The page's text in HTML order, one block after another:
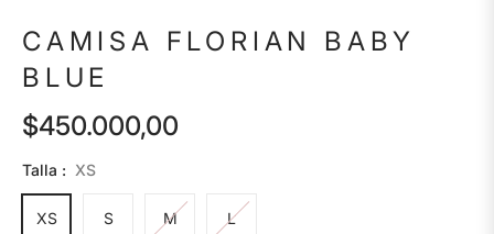
CAMISA FLORIAN BABY
BLUE
Precio
habitual
$450.000,00
Talla : XS
XS S M L